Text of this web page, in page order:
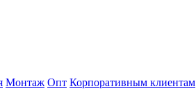
Монтаж Опт Корпоративным клиентам